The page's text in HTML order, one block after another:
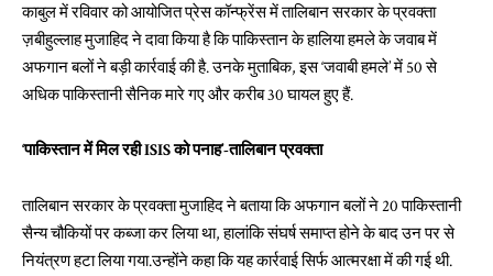
काबुल में रविवार को आयोजित प्रेस कॉन्फ्रेंस में तालिबान सरकार के प्रवक्ता
ज़बीहुल्लाह मुजाहिद ने दावा किया है कि पाकिस्तान के हालिया हमले के जवाब में
अफगान बलों ने बड़ी कार्रवाई की है. उनके मुताबिक, इस ‘जवाबी हमले’ में 50 से
अधिक पाकिस्तानी सैनिक मारे गए और करीब 30 घायल हुए हैं.
‘पाकिस्तान में मिल रही ISIS को पनाह’-तालिबान प्रवक्ता
तालिबान सरकार के प्रवक्ता मुजाहिद ने बताया कि अफगान बलों ने 20 पाकिस्तानी
सैन्य चौकियों पर कब्जा कर लिया था, हालांकि संघर्ष समाप्त होने के बाद उन पर से
नियंत्रण हटा लिया गया.उन्होंने कहा कि यह कार्रवाई सिर्फ आत्मरक्षा में की गई थी.